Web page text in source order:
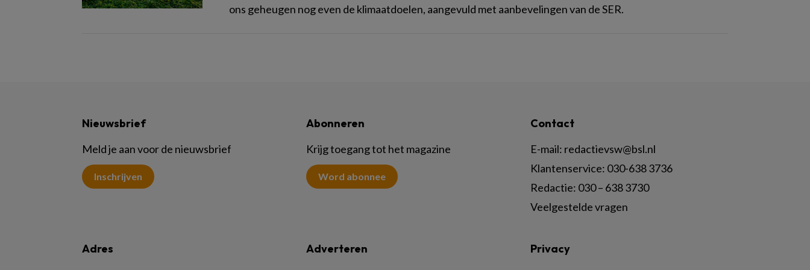
ons geheugen nog even de klimaatdoelen, aangevuld met aanbevelingen van de SER.
Nieuwsbrief
Meld je aan voor de nieuwsbrief
Inschrijven
Abonneren
Krijg toegang tot het magazine
Word abonnee
Contact
E-mail: redactievsw@bsl.nl
Klantenservice: 030-638 3736
Redactie: 030 – 638 3730
Veelgestelde vragen
Adres Adverteren Privacy